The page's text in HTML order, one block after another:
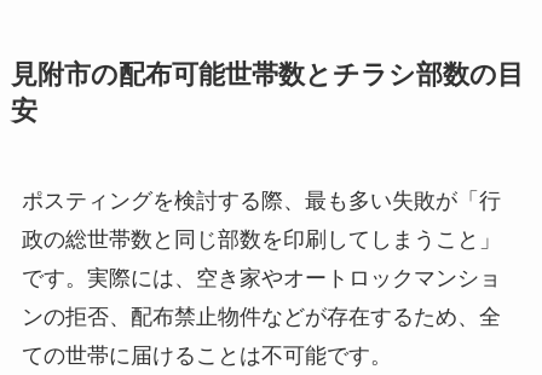
見附市の配布可能世帯数とチラシ部数の目
安
ポスティングを検討する際、最も多い失敗が「行
政の総世帯数と同じ部数を印刷してしまうこと」
です。実際には、空き家やオートロックマンショ
ンの拒否、配布禁止物件などが存在するため、全
ての世帯に届けることは不可能です。